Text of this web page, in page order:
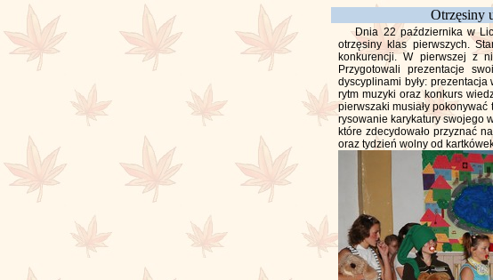
Otrzęsiny
Dnia 22 października w
otrzęsiny klas pierwszych.
konkurencji. W pierwszej z
Przygotowali prezentacje
dyscyplinami były: prezentacja
rytm muzyki oraz konkurs
pierwszaki musiały
rysowanie karykatury swojego
które zdecydowało przyznać
oraz tydzień wolny od